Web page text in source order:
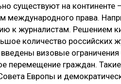
существуют на
международного права.
к журналистам. Решением
количество российских
визовые
перемещение граждан.
Европы и